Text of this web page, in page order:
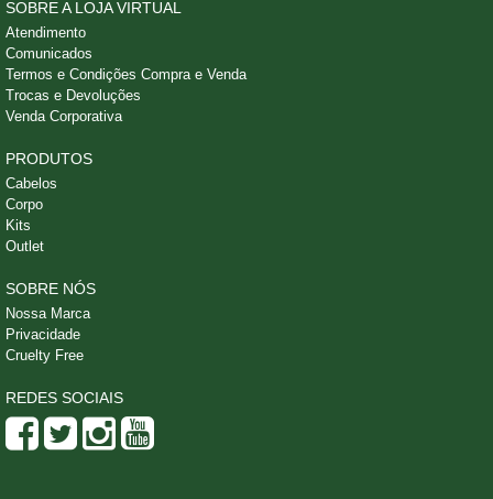
SOBRE A LOJA VIRTUAL
Atendimento
Comunicados
Termos e Condições Compra e Venda
Trocas e Devoluções
Venda Corporativa
PRODUTOS
Cabelos
Corpo
Kits
Outlet
SOBRE NÓS
Nossa Marca
Privacidade
Cruelty Free
REDES SOCIAIS